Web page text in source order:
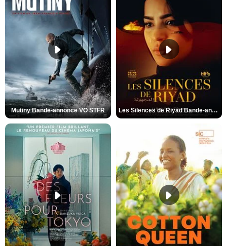
Mutiny Bande-annonce VO STFR Les Silences de Riyad Bande-annonce VO STFR